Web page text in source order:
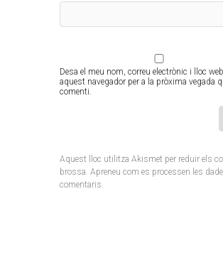
Desa el meu nom, correu electrònic i lloc
aquest navegador per a la pròxima vegada
comenti.
Aquest lloc utilitza Akismet per reduir els
brossa. Apreneu com es processen les
comentaris